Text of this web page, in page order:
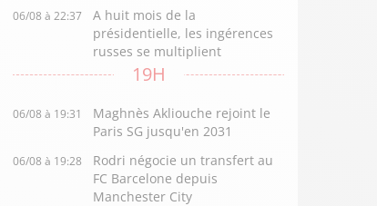
06/08 à 22:37
A huit mois de la
présidentielle, les ingérences
russes se multiplient
19H
06/08 à 19:31
Maghnès Akliouche rejoint le
Paris SG jusqu'en 2031
06/08 à 19:28
Rodri négocie un transfert au
FC Barcelone depuis
Manchester City